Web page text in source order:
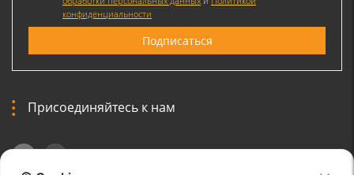
конфиденциальности
Присоединяйтесь к нам